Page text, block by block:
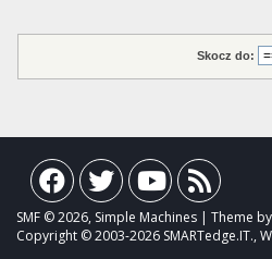
Skocz do:
SMF © 2026, Simple Machines | Theme
Copyright © 2003-2026 SMARTedge.IT.,